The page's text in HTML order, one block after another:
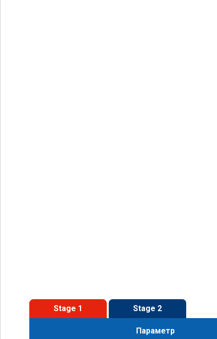
Stage 1 Stage 2
Параметр